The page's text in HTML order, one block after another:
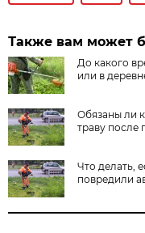
Также вам может
До какого
или в
Обязаны ли
траву после
Что делать,
повредили